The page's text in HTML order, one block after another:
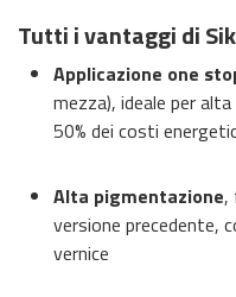
Tutti i vantaggi di
Applicazione one
mezza), ideale per
50% dei costi
Alta pigmentazione,
versione precedente,
vernice